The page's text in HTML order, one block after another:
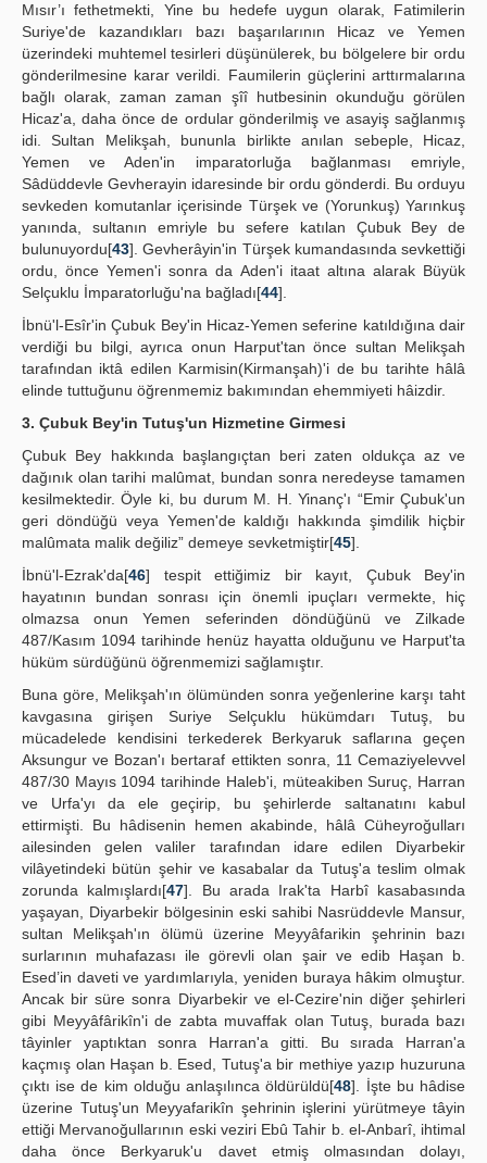
Mısır’ı fethetmekti, Yine bu hedefe uygun olarak, Fatimilerin
Suriye'de kazandıkları bazı başarılarının Hicaz ve Yemen
üzerindeki muhtemel tesirleri düşünülerek, bu bölgelere bir ordu
gönderilmesine karar verildi. Faumilerin güçlerini arttırmalarına
bağlı olarak, zaman zaman şîî hutbesinin okunduğu görülen
Hicaz'a, daha önce de ordular gönderilmiş ve asayiş sağlanmış
idi. Sultan Melikşah, bununla birlikte anılan sebeple, Hicaz,
Yemen ve Aden'in imparatorluğa bağlanması emriyle,
Sâdüddevle Gevherayin idaresinde bir ordu gönderdi. Bu orduyu
sevkeden komutanlar içerisinde Türşek ve (Yorunkuş) Yarınkuş
yanında, sultanın emriyle bu sefere katılan Çubuk Bey de
bulunuyordu[43]. Gevherâyin'in Türşek kumandasında sevkettiği
ordu, önce Yemen'i sonra da Aden'i itaat altına alarak Büyük
Selçuklu İmparatorluğu'na bağladı[44].
İbnü'l-Esîr'in Çubuk Bey'in Hicaz-Yemen seferine katıldığına dair
verdiği bu bilgi, ayrıca onun Harput'tan önce sultan Melikşah
tarafından iktâ edilen Karmisin(Kirmanşah)'i de bu tarihte hâlâ
elinde tuttuğunu öğrenmemiz bakımından ehemmiyeti hâizdir.
3. Çubuk Bey'in Tutuş'un Hizmetine Girmesi
Çubuk Bey hakkında başlangıçtan beri zaten oldukça az ve
dağınık olan tarihi malûmat, bundan sonra neredeyse tamamen
kesilmektedir. Öyle ki, bu durum M. H. Yinanç'ı “Emir Çubuk'un
geri döndüğü veya Yemen'de kaldığı hakkında şimdilik hiçbir
malûmata malik değiliz” demeye sevketmiştir[45].
İbnü'l-Ezrak'da[46] tespit ettiğimiz bir kayıt, Çubuk Bey'in
hayatının bundan sonrası için önemli ipuçları vermekte, hiç
olmazsa onun Yemen seferinden döndüğünü ve Zilkade
487/Kasım 1094 tarihinde henüz hayatta olduğunu ve Harput'ta
hüküm sürdüğünü öğrenmemizi sağlamıştır.
Buna göre, Melikşah'ın ölümünden sonra yeğenlerine karşı taht
kavgasına girişen Suriye Selçuklu hükümdarı Tutuş, bu
mücadelede kendisini terkederek Berkyaruk saflarına geçen
Aksungur ve Bozan'ı bertaraf ettikten sonra, 11 Cemaziyelevvel
487/30 Mayıs 1094 tarihinde Haleb'i, müteakiben Suruç, Harran
ve Urfa'yı da ele geçirip, bu şehirlerde saltanatını kabul
ettirmişti. Bu hâdisenin hemen akabinde, hâlâ Cüheyroğulları
ailesinden gelen valiler tarafından idare edilen Diyarbekir
vilâyetindeki bütün şehir ve kasabalar da Tutuş'a teslim olmak
zorunda kalmışlardı[47]. Bu arada Irak'ta Harbî kasabasında
yaşayan, Diyarbekir bölgesinin eski sahibi Nasrüddevle Mansur,
sultan Melikşah'ın ölümü üzerine Meyyâfarikin şehrinin bazı
surlarının muhafazası ile görevli olan şair ve edib Haşan b.
Esed’in daveti ve yardımlarıyla, yeniden buraya hâkim olmuştur.
Ancak bir süre sonra Diyarbekir ve el-Cezire'nin diğer şehirleri
gibi Meyyâfârikîn'i de zabta muvaffak olan Tutuş, burada bazı
tâyinler yaptıktan sonra Harran'a gitti. Bu sırada Harran'a
kaçmış olan Haşan b. Esed, Tutuş'a bir methiye yazıp huzuruna
çıktı ise de kim olduğu anlaşılınca öldürüldü[48]. İşte bu hâdise
üzerine Tutuş'un Meyyafarikîn şehrinin işlerini yürütmeye tâyin
ettiği Mervanoğullarının eski veziri Ebû Tahir b. el-Anbarî, ihtimal
daha önce Berkyaruk'u davet etmiş olmasından dolayı,